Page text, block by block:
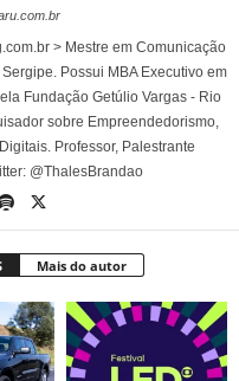
> Mestre em Comunicação
Possui MBA Executivo em
Fundação Getúlio Vargas - Rio
sobre Empreendedorismo,
Professor, Palestrante
@ThalesBrandao
Mais do autor